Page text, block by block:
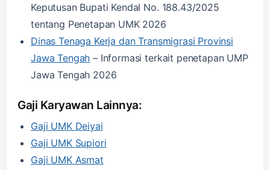
Keputusan Bupati Kendal No. 188.43/2025
tentang Penetapan UMK 2026
Dinas Tenaga Kerja dan Transmigrasi Provinsi
Jawa Tengah – Informasi terkait penetapan UMP
Jawa Tengah 2026
Gaji Karyawan Lainnya:
Gaji UMK Deiyai
Gaji UMK Supiori
Gaji UMK Asmat